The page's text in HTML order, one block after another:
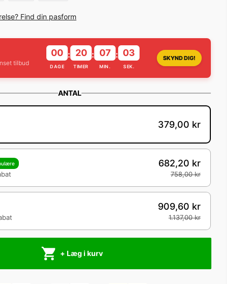
Find din pasform
tilbud
00
DAGE
: 20
TIMER
: 07
MIN.
: 02
SEK.
SKYND DIG!
ANTAL
379,00 kr
682,20 kr
758,00 kr
909,60 kr
1.137,00 kr
+ Læg i kurv